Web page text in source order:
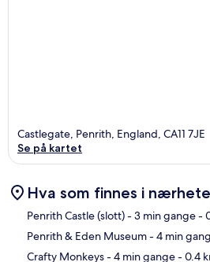
Castlegate, Penrith, England, CA11 7JE
Se på kartet
Hva som finnes i
Penrith Castle (slott)- 3 min gange-
Penrith & Eden Museum- 4 min
Crafty Monkeys- 4 min gange- 0.4